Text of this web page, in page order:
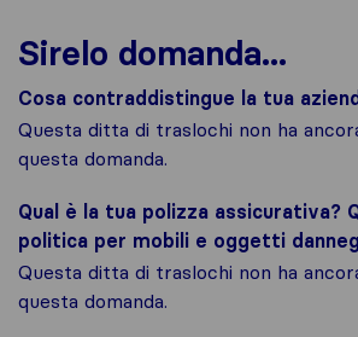
Sirelo domanda...
Cosa contraddistingue la tua
Questa ditta di traslochi non ha
questa domanda.
Qual è la tua polizza assicurativa?
politica per mobili e oggetti
Questa ditta di traslochi non ha
questa domanda.